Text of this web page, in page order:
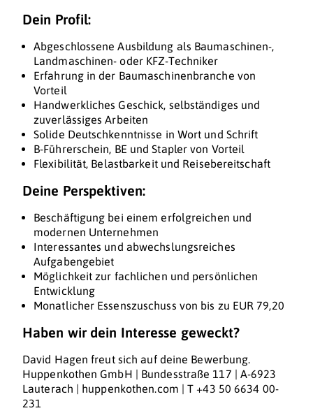
Dein Profil:
Abgeschlossene Ausbildung als Baumaschinen-,
Landmaschinen- oder KFZ-Techniker
Erfahrung in der Baumaschinenbranche von
Vorteil
Handwerkliches Geschick, selbständiges und
zuverlässiges Arbeiten
Solide Deutschkenntnisse in Wort und Schrift
B-Führerschein, BE und Stapler von Vorteil
Flexibilität, Belastbarkeit und Reisebereitschaft
Deine Perspektiven:
Beschäftigung bei einem erfolgreichen und
modernen Unternehmen
Interessantes und abwechslungsreiches
Aufgabengebiet
Möglichkeit zur fachlichen und persönlichen
Entwicklung
Monatlicher Essenszuschuss von bis zu EUR 79,20
Haben wir dein Interesse geweckt?
David Hagen freut sich auf deine Bewerbung.
Huppenkothen GmbH | Bundesstraße 117 | A-6923
Lauterach | huppenkothen.com | T +43 50 6634 00-
231